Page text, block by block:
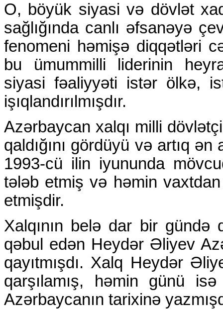
O, böyük siyasi və dövlət
sağlığında canlı əfsanəyə
fenomeni həmişə diqqətləri
bu ümummilli liderinin
siyasi fəaliyyəti istər ölkə,
işıqlandırılmışdır.
Azərbaycan xalqı milli
qaldığını gördüyü və artıq
1993-cü ilin iyununda
tələb etmiş və həmin
etmişdir.
Xalqının belə dar bir gündə
qəbul edən Heydər Əliyev
qayıtmışdı. Xalq Heydər
qarşılamış, həmin günü
Azərbaycanın tarixinə